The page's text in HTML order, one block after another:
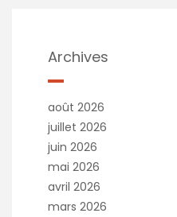
Archives
août 2026
juillet 2026
juin 2026
mai 2026
avril 2026
mars 2026